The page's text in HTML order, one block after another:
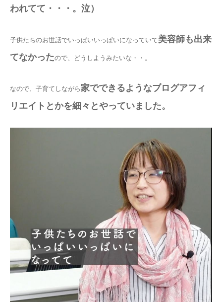
われてて・・・。泣）
子供たちのお世話でいっぱいいっぱいになっていて美容師も出来
てなかったので、どうしようみたいな・・。
なので、子育てしながら家でできるようなブログアフィ
リエイトとかを細々とやっていました。